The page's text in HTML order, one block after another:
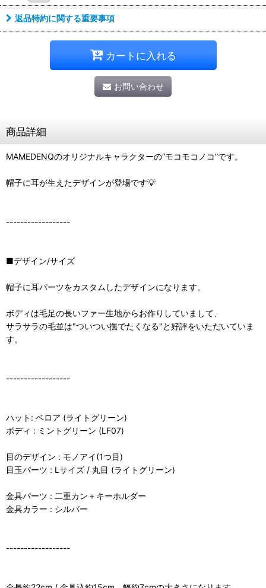
返品特約に関する重要事項
カートに入れる
お問い合わせ
商品詳細
MAMEDENQのオリジナルキャラクターの“モコモコノコ”です。
帽子に耳が生えたデザインが登場です💡
------------------
■デザイン/サイズ
帽子に耳パーツをカスタムしたデザインになります。
ボディは毛足の長いファー生地からお作りしていまして、
サラサラの毛並は"ついつい撫でたくなる"と好評をいただいていま
す。
------------------
ハット: ベロア (ライトグリーン)
ボディ : ミントグリーン (LF07)
目のデザイン : モノアイ(1つ目)
目玉パーツ : Lサイズ / 丸目 (ライトグリーン)
金具パーツ : 二重カン＋キーホルダー
金具カラー : シルバー
------------------